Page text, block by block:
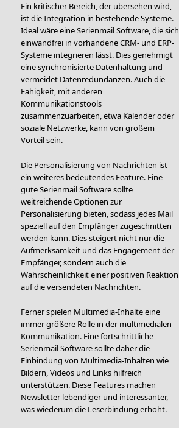
Ein kritischer Bereich, der übersehen wird,
ist die Integration in bestehende Systeme.
Ideal wäre eine Serienmail Software, die sich
einwandfrei in vorhandene CRM- und ERP-
Systeme integrieren lässt. Dies genehmigt
eine synchronisierte Datenhaltung und
vermeidet Datenredundanzen. Auch die
Fähigkeit, mit anderen
Kommunikationstools
zusammenzuarbeiten, etwa Kalender oder
soziale Netzwerke, kann von großem
Vorteil sein.
Die Personalisierung von Nachrichten ist
ein weiteres bedeutendes Feature. Eine
gute Serienmail Software sollte
weitreichende Optionen zur
Personalisierung bieten, sodass jedes Mail
speziell auf den Empfänger zugeschnitten
werden kann. Dies steigert nicht nur die
Aufmerksamkeit und das Engagement der
Empfänger, sondern auch die
Wahrscheinlichkeit einer positiven Reaktion
auf die versendeten Nachrichten.
Ferner spielen Multimedia-Inhalte eine
immer größere Rolle in der multimedialen
Kommunikation. Eine fortschrittliche
Serienmail Software sollte daher die
Einbindung von Multimedia-Inhalten wie
Bildern, Videos und Links hilfreich
unterstützen. Diese Features machen
Newsletter lebendiger und interessanter,
was wiederum die Leserbindung erhöht.